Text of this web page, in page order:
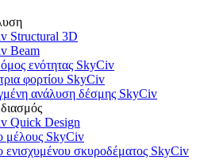
Structural 3D
Beam
ενότητας SkyCiv
φορτίου SkyCiv
ανάλυση δέσμης SkyCiv
Quick Design
μέλους SkyCiv
ενισχυμένου σκυροδέματος SkyCiv